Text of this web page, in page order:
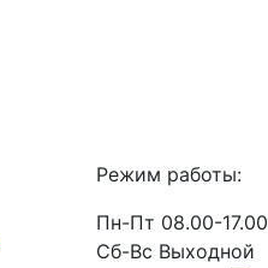
Режим работы:
Пн-Пт 08.00-17.00
Сб-Вс Выходной